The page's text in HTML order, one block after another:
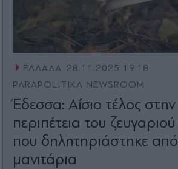
ΕΛΛΑΔΑ 28.11.2025 19:18
PARAPOLITIKA NEWSROOM
Έδεσσα: Αίσιο τέλος στην
περιπέτεια του ζευγαριού
που δηλητηριάστηκε από
μανιτάρια